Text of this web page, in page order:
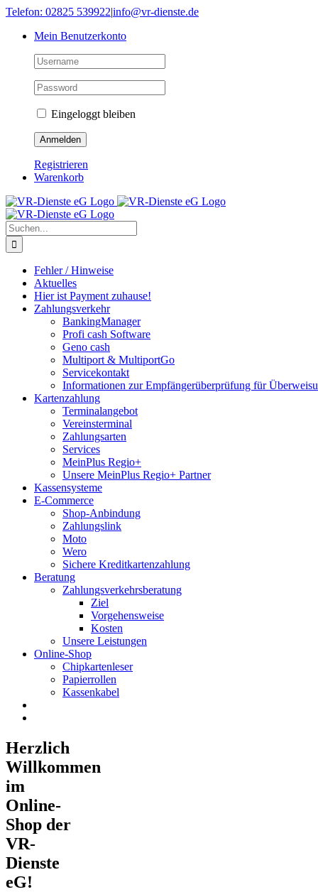
Skip
content
Telefon: 02825 539922|info@vr-dienste.de
Mein Benutzerkonto
Eingeloggt bleiben
Registrieren
Warenkorb
Suche
nach:
Fehler / Hinweise
Aktuelles
Hier ist Payment zuhause!
Zahlungsverkehr
BankingManager
Profi cash Software
Geno cash
Multiport & MultiportGo
Servicekontakt
Informationen zur Empfängerüberprüfung für
Kartenzahlung
Terminalangebot
Vereinsterminal
Zahlungsarten
Services
MeinPlus Regio+
Unsere MeinPlus Regio+ Partner
Kassensysteme
E-Commerce
Shop-Anbindung
Zahlungslink
Moto
Wero
Sichere Kreditkartenzahlung
Beratung
Zahlungsverkehrsberatung
Ziel
Vorgehensweise
Kosten
Unsere Leistungen
Online-Shop
Chipkartenleser
Papierrollen
Kassenkabel
Herzlich
Willkommen
im
Online-
Shop der
VR-
Dienste
eG!